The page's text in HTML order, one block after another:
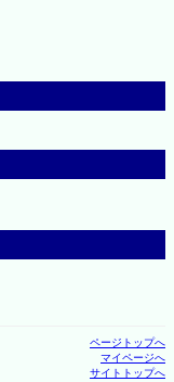
ページトップへ
マイページへ
サイトトップへ